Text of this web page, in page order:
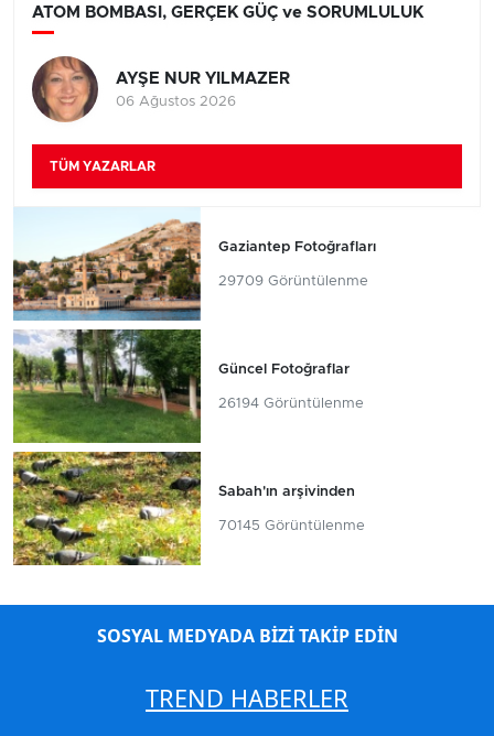
ATOM BOMBASI, GERÇEK GÜÇ ve SORUMLULUK
AYŞE NUR YILMAZER
06 Ağustos 2026
TÜM YAZARLAR
Gaziantep Fotoğrafları
29709 Görüntülenme
Güncel Fotoğraflar
26194 Görüntülenme
Sabah'ın arşivinden
70145 Görüntülenme
SOSYAL MEDYADA BİZİ TAKİP EDİN
TREND HABERLER